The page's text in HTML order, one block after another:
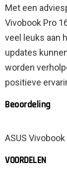
Met een
Vivobook Pro
veel leuks aan
updates
worden
positieve
Beoordeling
ASUS Vivobook
VOORDELEN